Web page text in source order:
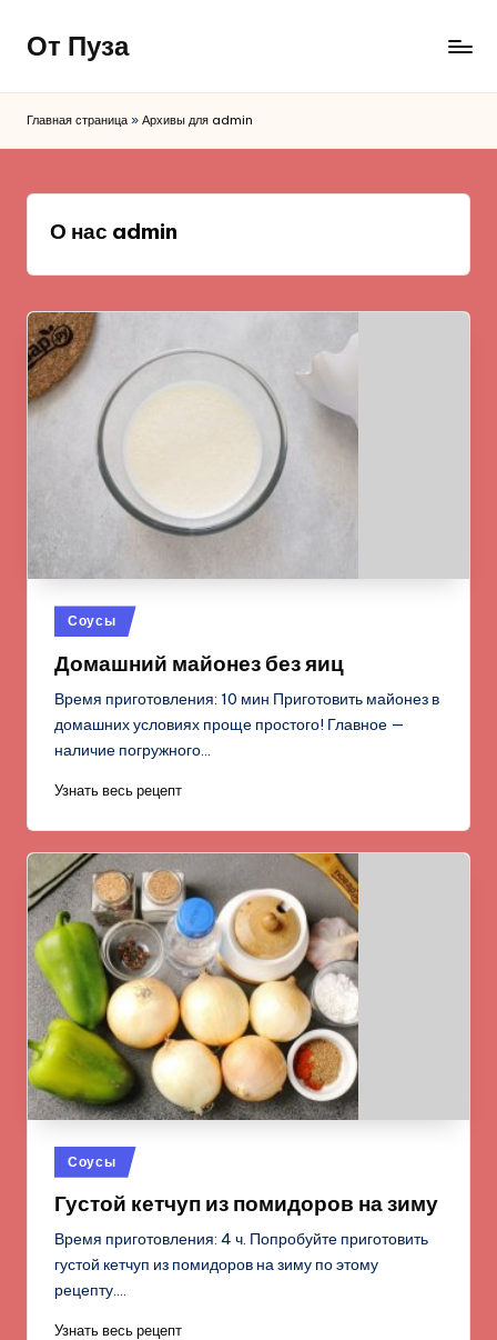
Перейти
содержимому
От Пуза
вкусные
Главная страница » Архивы для admin
О нас admin
Опубликовано
в
Соусы
Домашний майонез без яиц
Время приготовления: 10 мин Приготовить майонез в
домашних условиях проще простого! Главное —
наличие погружного…
Узнать весь рецепт
Опубликовано
в
Соусы
Густой кетчуп из помидоров на зиму
Время приготовления: 4 ч. Попробуйте приготовить
густой кетчуп из помидоров на зиму по этому
рецепту.…
Узнать весь рецепт